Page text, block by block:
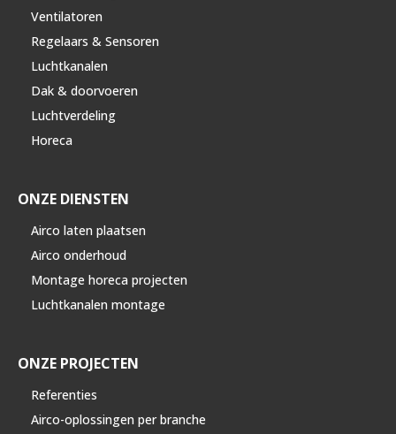
Ventilatoren
Regelaars & Sensoren
Luchtkanalen
Dak & doorvoeren
Luchtverdeling
Horeca
ONZE DIENSTEN
Airco laten plaatsen
Airco onderhoud
Montage horeca projecten
Luchtkanalen montage
ONZE PROJECTEN
Referenties
Airco-oplossingen per branche